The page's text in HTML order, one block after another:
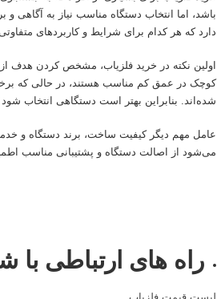
باشد، اما انتخاب دستگاه مناسب نیاز به آگاهی
دارد که هر کدام برای شرایط و کاربردهای
اولین نکته در خرید فلزیاب، مشخص کردن هدف
کوچک در عمق کم مناسب هستند، در حالی که
شده‌اند. بنابراین بهتر است دستگاهی انتخاب
عامل مهم دیگر کیفیت ساخت، برند دستگاه و
می‌شود از اصالت دستگاه و پشتیبانی مناسب
راه های ارتباطی با